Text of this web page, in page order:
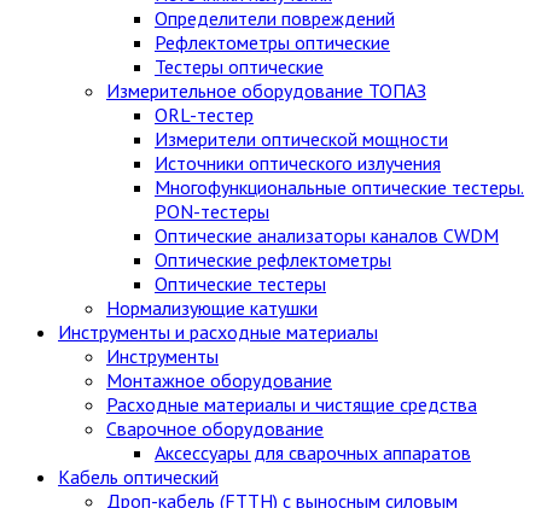
Определители повреждений
Рефлектометры оптические
Тестеры оптические
Измерительное оборудование ТОПАЗ
ORL-тестер
Измерители оптической мощности
Источники оптического излучения
Многофункциональные оптические тестеры.
PON-тестеры
Оптические анализаторы каналов CWDM
Оптические рефлектометры
Оптические тестеры
Нормализующие катушки
Инструменты и расходные материалы
Инструменты
Монтажное оборудование
Расходные материалы и чистящие средства
Сварочное оборудование
Аксессуары для сварочных аппаратов
Кабель оптический
Дроп-кабель (FTTH) с выносным силовым